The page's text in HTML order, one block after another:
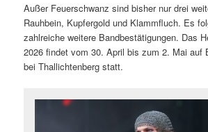
Außer Feuerschwanz sind bisher nur drei
Rauhbein, Kupfergold und Klammfluch. Es
zahlreiche weitere Bandbestätigungen. Das
2026 findet vom 30. April bis zum 2. Mai auf
bei Thallichtenberg statt.